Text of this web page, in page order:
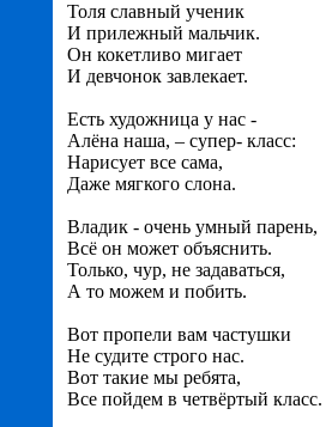
Толя славный ученик
И прилежный мальчик.
Он кокетливо мигает
И девчонок завлекает.
Есть художница у нас -
Алёна наша, – супер- класс:
Нарисует все сама,
Даже мягкого слона.
Владик - очень умный парень,
Всё он может объяснить.
Только, чур, не задаваться,
А то можем и побить.
Вот пропели вам частушки
Не судите строго нас.
Вот такие мы ребята,
Все пойдем в четвёртый класс.